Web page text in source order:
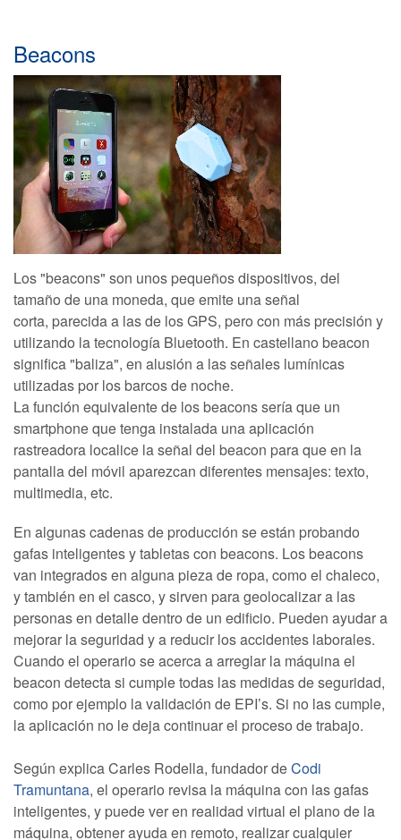
Beacons
Los "beacons" son unos pequeños dispositivos, del
tamaño de una moneda, que emite una señal
corta, parecida a las de los GPS, pero con más precisión y
utilizando la tecnología Bluetooth. En castellano beacon
significa "baliza", en alusión a las señales lumínicas
utilizadas por los barcos de noche.
La función equivalente de los beacons sería que un
smartphone que tenga instalada una aplicación
rastreadora localice la señal del beacon para que en la
pantalla del móvil aparezcan diferentes mensajes: texto,
multimedia, etc.
En algunas cadenas de producción se están probando
gafas inteligentes y tabletas con beacons. Los beacons
van integrados en alguna pieza de ropa, como el chaleco,
y también en el casco, y sirven para geolocalizar a las
personas en detalle dentro de un edificio. Pueden ayudar a
mejorar la seguridad y a reducir los accidentes laborales.
Cuando el operario se acerca a arreglar la máquina el
beacon detecta si cumple todas las medidas de seguridad,
como por ejemplo la validación de EPI’s. Si no las cumple,
la aplicación no le deja continuar el proceso de trabajo.
Según explica Carles Rodella, fundador deCodi
Tramuntana, el operario revisa la máquina con las gafas
inteligentes, y puede ver en realidad virtual el plano de la
máquina, obtener ayuda en remoto, realizar cualquier